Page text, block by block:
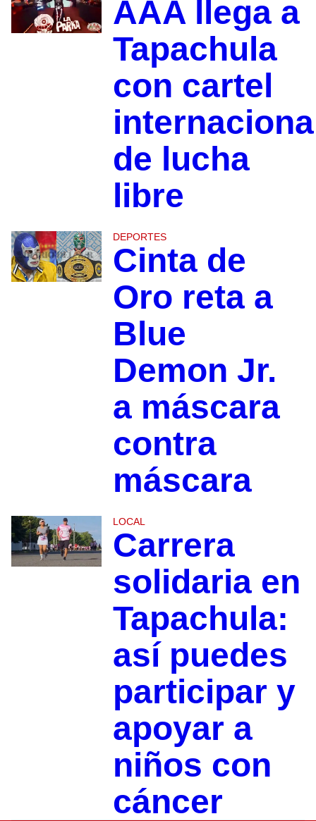
AAA llega a
Tapachula
con cartel
de lucha
libre
DEPORTES
Cinta de
Oro reta a
Blue
Demon Jr.
a máscara
contra
máscara
LOCAL
Carrera
solidaria en
Tapachula:
así puedes
participar y
apoyar a
niños con
cáncer